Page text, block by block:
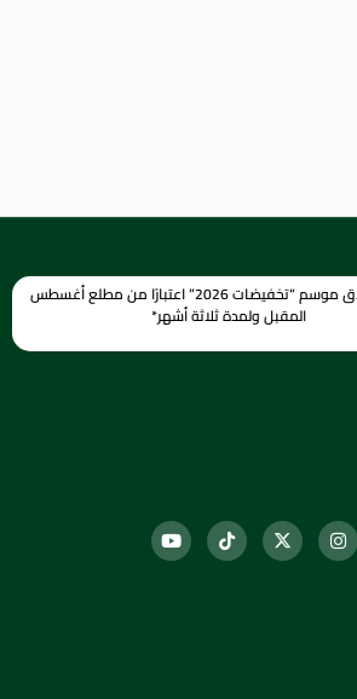
التجارة” إطلاق موسم “تخفيضات 2026” اعتبارًا من مطلع أغسطس
المقبل ولمدة ثلاثة أشهر*